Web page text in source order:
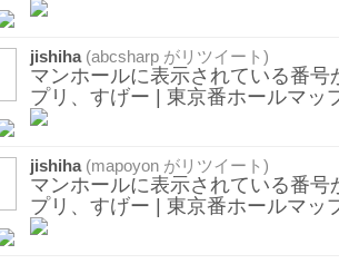
jishiha(abcsharp がリツイート)
マンホールに表示されている番
プリ、すげー | 東京番ホールマッ
jishiha(mapoyon がリツイート)
マンホールに表示されている番
プリ、すげー | 東京番ホールマッ